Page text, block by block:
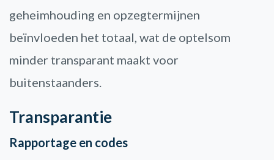
geheimhouding en opzegtermijnen
beïnvloeden het totaal, wat de optelsom
minder transparant maakt voor
buitenstaanders.
Transparantie
Rapportage en codes